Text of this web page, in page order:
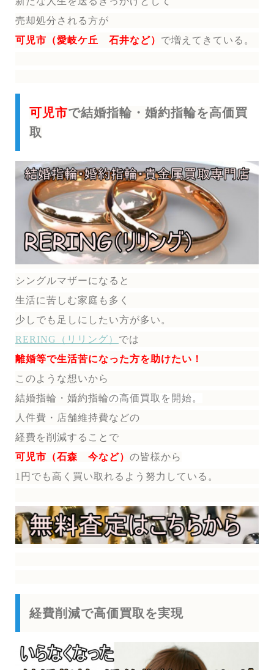
売却処分される方が
可児市（愛岐ケ丘 石井など） で増えてきている。
可児市で結婚指輪・婚約指輪を高価買
取
シングルマザーになると
生活に苦しむ家庭も多く
少しでも足しにしたい方が多い。
RERING（リリング） では
離婚等で生活苦になった方を助けたい！
このような想いから
結婚指輪・婚約指輪の高価買取を開始。
人件費・店舗維持費などの
経費を削減することで
可児市（石森 今など） の皆様から
1円でも高く買い取れるよう努力している。
経費削減で高価買取を実現